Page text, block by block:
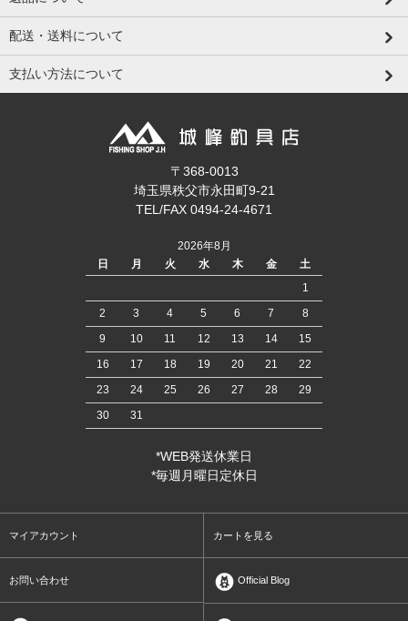
配送・送料について
支払い方法について
〒368-0013
埼玉県秩父市永田町9-21
TEL/FAX 0494-24-4671
2026年8月
日
月 火 水 木 金
土
1
2
3 4 5 6 7
8
9
10 11 12 13 14
15
16
17 18 19 20 21
22
23
24 25 26 27 28
29
30
31
*WEB発送休業日
*毎週月曜日定休日
マイアカウント カートを見る
お問い合わせ Official Blog